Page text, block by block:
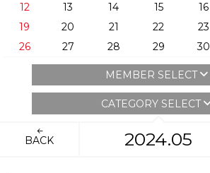
12
13 14 15 16
19
20 21 22 23
26
27 28 29 30
MEMBER SELECT
CATEGORY SELECT
BACK 2024.05